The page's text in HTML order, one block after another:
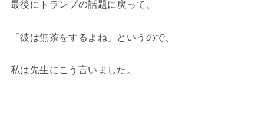
最後にトランプの話題に戻って、
「彼は無茶をするよね」というので、
私は先生にこう言いました。